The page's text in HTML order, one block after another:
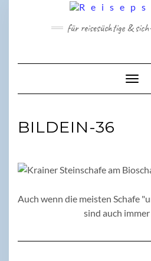
für reisesüchtige &
BILDEIN-36
Auch wenn die meisten Schafe
sind auch